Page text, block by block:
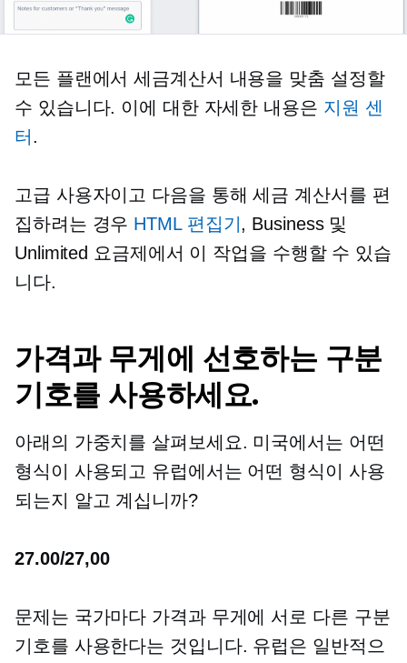
모든 플랜에서 세금계산서 내용을 맞춤 설정할
수 있습니다. 이에 대한 자세한 내용은 지원 센
터 .
고급 사용자이고 다음을 통해 세금 계산서를 편
집하려는 경우 HTML 편집기 , Business 및
Unlimited 요금제에서 이 작업을 수행할 수 있습
니다.
가격과 무게에 선호하는 구분
기호를 사용하세요.
아래의 가중치를 살펴보세요. 미국에서는 어떤
형식이 사용되고 유럽에서는 어떤 형식이 사용
되는지 알고 계십니까?
27.00/27,00
문제는 국가마다 가격과 무게에 서로 다른 구분
기호를 사용한다는 것입니다. 유럽은 일반적으